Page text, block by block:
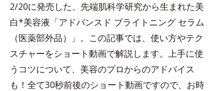
2/20に発売した、先端肌科学研究から生まれた美
白*美容液「アドバンスド ブライトニング セラム
（医薬部外品）」。この記事では、使い方やテク
スチャーをショート動画で解説します。上手に使
うコツについて、美容のプロからのアドバイス
も！全て30秒前後のショート動画ですので、お時